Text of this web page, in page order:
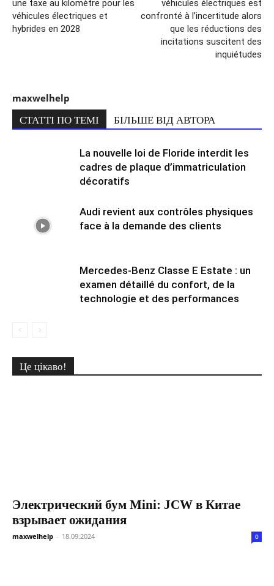
une taxe au kilomètre pour les
véhicules électriques et
hybrides en 2028
véhicules électriques est
confronté à l’incertitude alors
que les réductions des
incitations suscitent des
inquiétudes
maxwelhelp
СТАТТІ ПО ТЕМІ БІЛЬШЕ ВІД АВТОРА
La nouvelle loi de Floride interdit les
cadres de plaque d’immatriculation
décoratifs
Audi revient aux contrôles physiques
face à la demande des clients
Mercedes-Benz Classe E Estate : un
examen détaillé du confort, de la
technologie et des performances
Це цікаво!
Электрический бум Mini: JCW в Китае
взрывает ожидания
maxwelhelp - 18.09.2024 0